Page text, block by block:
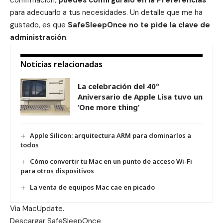
para adecuarlo a tus necesidades. Un detalle que me ha
gustado, es que SafeSleepOnce no te pide la clave de
administración.
Noticias relacionadas
La celebración del 40º
Aniversario de Apple Lisa tuvo un
‘One more thing’
Apple Silicon: arquitectura ARM para dominarlos a
todos
Cómo convertir tu Mac en un punto de acceso Wi-Fi
para otros dispositivos
La venta de equipos Mac cae en picado
Via MacUpdate.
Descargar SafeSleepOnce